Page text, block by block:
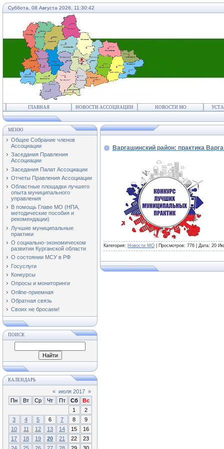
Суббота, 08 Августа 2026, 11:30:42
ГЛАВНАЯ НОВОСТИ АССОЦИАЦИИ НОВОСТИ МО
МЕНЮ
Общее Собрание членов
Ассоциации
Заседания Правления
Ассоциации
Заседания Палат Ассоциации
Отчеты Правления Ассоциации
Областные площадки лучшего
опыта муниципального
управления
В помощь Главе МО (НПА,
методические пособия и
рекомендации)
Лучшие муниципальные
практики
О социально-экономическом
развитии Курганской области
О состоянии МСУ в РФ
Госуслуги
Конкурсы
Опросы и мониторинги
Online-приемная
Обратная связь
Своих не бросаем!
ПОИСК
КАЛЕНДАРЬ
« июля 2017 »
Пн
Вт Ср Чт Пт Сб
Вс
1
2
3
4 5 6 7 8
9
10
11 12 13 14 15
16
17
18 19 20 21 22
23
Варгашинский район: практика
Категория: Новости МО | Просмотров: 776 | Дата: 20